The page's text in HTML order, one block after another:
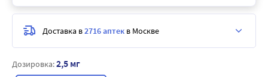
Дозировка:2,5 мг
Доставка в2716 аптек в Москве